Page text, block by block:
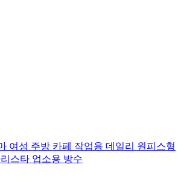
여성 주방 카페 작업용 데일리 원피스형
스타 업소용 방수